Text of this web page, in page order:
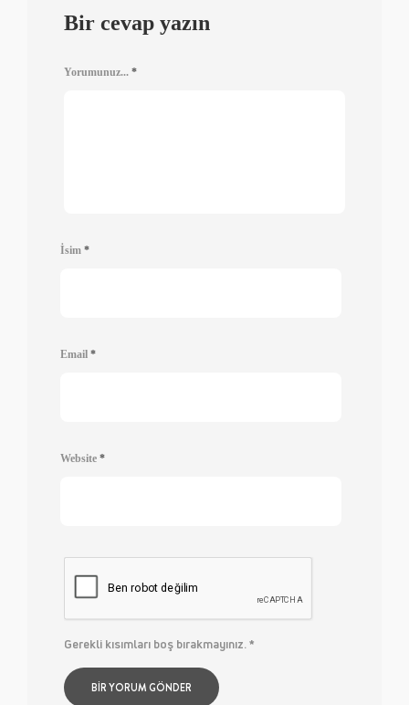
Bir cevap yazın
Yorumunuz... *
İsim *
Email *
Website *
Gerekli kısımları boş bırakmayınız.*